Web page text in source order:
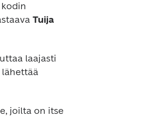
Tuija
laajasti
lähettää
joilta on itse